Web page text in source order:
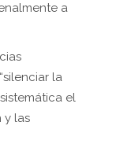
a
la
el
y las